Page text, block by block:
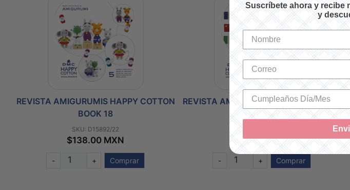
REVISTA AMIGURUMIS HAPPY COTTON
BOOK 18
SKU: D15892/22
$138.00 MXN
- + Comprar
REVISTA AMIGURUMIS HAPPY COTTON
BOOK 17
SKU: D15891/22
$148.00 MXN
- + Comprar
Suscríbete ahora y recibe
y